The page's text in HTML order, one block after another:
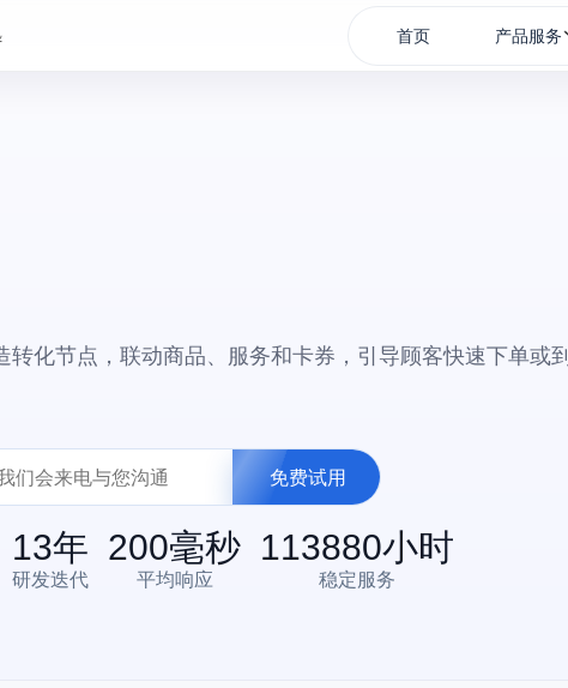
首页 产品服务
转化节点，联动商品、服务和卡券，引导顾客快速下单或到
免费试用
13年 200毫秒 113880小时
研发迭代 平均响应 稳定服务